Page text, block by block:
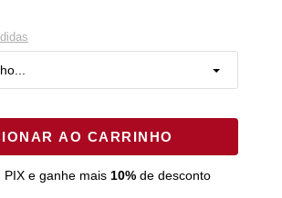
Restam mais de 6 itens
Resta 1 item
AO CARRINHO
PIX e ganhe mais 10%de desconto